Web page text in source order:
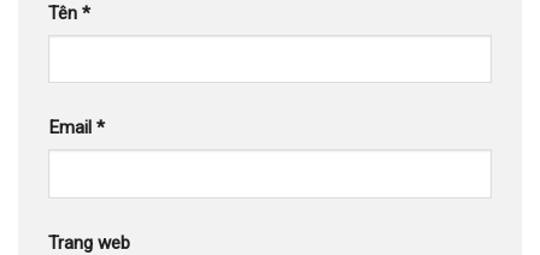
Tên *
Email *
Trang web